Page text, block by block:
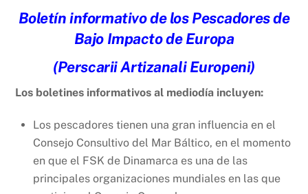
Boletín informativo de los Pescadores de
Bajo Impacto de Europa
(Perscarii Artizanali Europeni)
Los boletines informativos al mediodía incluyen:
Los pescadores tienen una gran influencia en el
Consejo Consultivo del Mar Báltico, en el momento
en que el FSK de Dinamarca es una de las
principales organizaciones mundiales en las que